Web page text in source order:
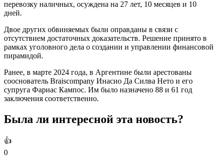
перевозку наличных, осуждена на 27 лет, 10 месяцев и 10
дней.
Двое других обвиняемых были оправданы в связи с
отсутствием достаточных доказательств. Решение принято в
рамках уголовного дела о создании и управлении финансовой
пирамидой.
Ранее, в марте 2024 года, в Аргентине были арестованы
сооснователь Braiscompany Инасио Да Силва Нето и его
супруга Фариас Кампос. Им было назначено 88 и 61 год
заключения соответственно.
Была ли интересной эта новость?
👍
0